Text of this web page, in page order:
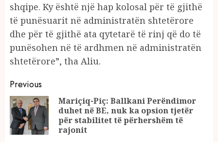
shqipe. Ky është një hap kolosal për të gjithë
të punësuarit në administratën shtetërore
dhe për të gjithë ata qytetarë të rinj që do të
punësohen në të ardhmen në administratën
shtetërore”, tha Aliu.
Continue
Reading
Previous
Mariçiq-Piç: Ballkani Perëndimor
duhet në BE, nuk ka opsion tjetër
për stabilitet të përhershëm të
rajonit